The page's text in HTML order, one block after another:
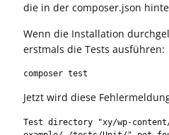
die in der composer.json
Wenn die Installation
erstmals die Tests ausführen:
composer test
Jetzt wird diese
Test directory "xy/wp-